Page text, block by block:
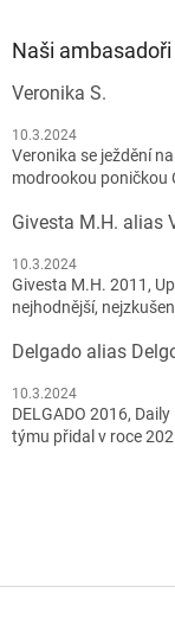
Naši ambasadoři
Veronika S.
10.3.2024
Veronika se ježdění
modrookou poničkou
Givesta M.H. alias
10.3.2024
Givesta M.H. 2011,
nejhodnější,
Delgado alias
10.3.2024
DELGADO 2016,
týmu přidal v roce